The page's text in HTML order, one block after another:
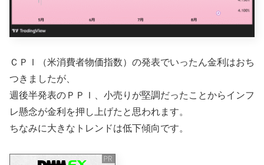
ＣＰＩ（米消費者物価指数）の発表でいったん金利はおち
つきましたが、
週後半発表のＰＰＩ、小売りが堅調だったことからインフ
レ懸念が金利を押し上げたと思われます。
ちなみに大きなトレンドは低下傾向です。